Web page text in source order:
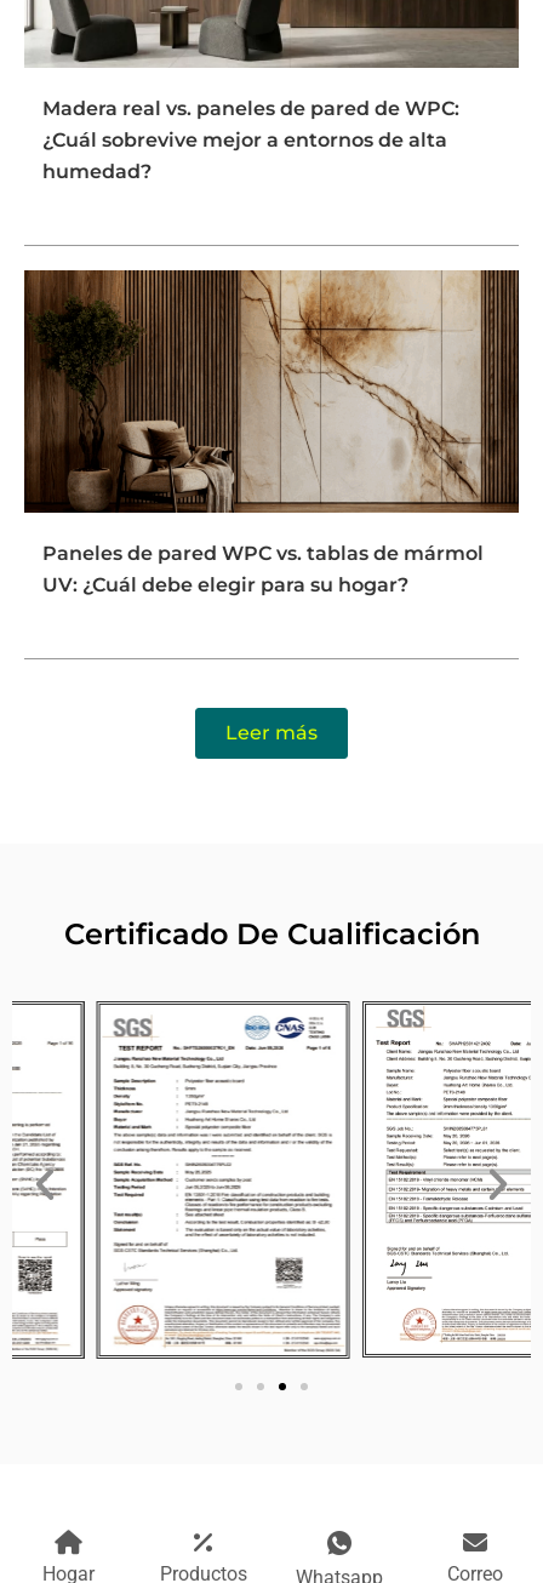
Madera real vs. paneles de pared de WPC:
¿Cuál sobrevive mejor a entornos de alta
humedad?
Paneles de pared WPC vs. tablas de mármol
UV: ¿Cuál debe elegir para su hogar?
Leer más
Certificado De Cualificación
Hogar Productos Whatsapp Correo